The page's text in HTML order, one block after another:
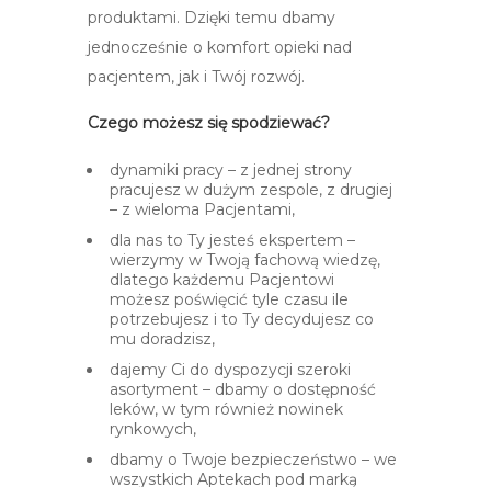
produktami. Dzięki temu dbamy
jednocześnie o komfort opieki nad
pacjentem, jak i Twój rozwój.
Czego możesz się spodziewać?
dynamiki pracy – z jednej strony
pracujesz w dużym zespole, z drugiej
– z wieloma Pacjentami,
dla nas to Ty jesteś ekspertem –
wierzymy w Twoją fachową wiedzę,
dlatego każdemu Pacjentowi
możesz poświęcić tyle czasu ile
potrzebujesz i to Ty decydujesz co
mu doradzisz,
dajemy Ci do dyspozycji szeroki
asortyment – dbamy o dostępność
leków, w tym również nowinek
rynkowych,
dbamy o Twoje bezpieczeństwo – we
wszystkich Aptekach pod marką